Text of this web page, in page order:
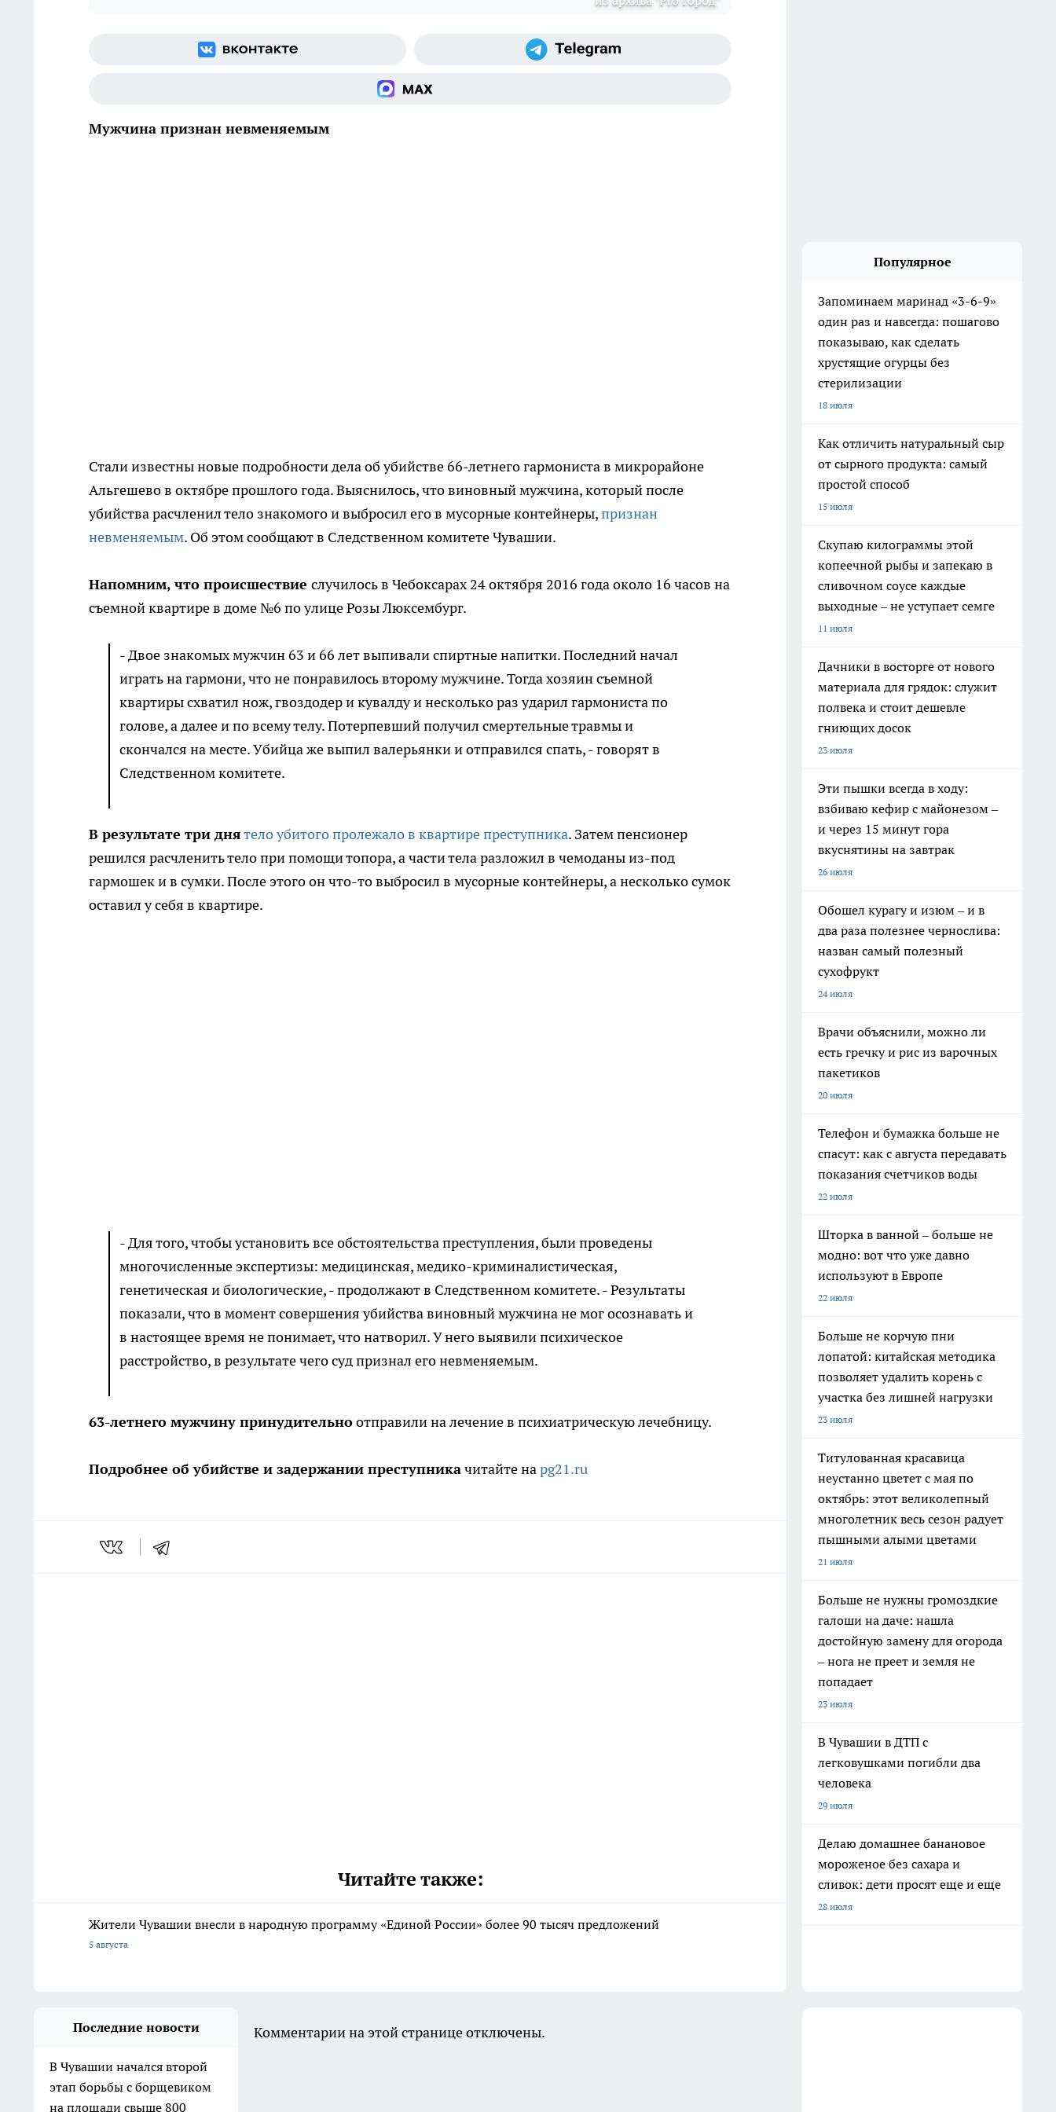
Мужчина признан невменяемым
Стали известны новые подробности дела об убийстве 66-летнего гармониста в микрорайоне
Альгешево в октябре прошлого года. Выяснилось, что виновный мужчина, который после
убийства расчленил тело знакомого и выбросил его в мусорные контейнеры,признан
невменяемым. Об этом сообщают в Следственном комитете Чувашии.
Напомним, что происшествие случилось в Чебоксарах 24 октября 2016 года около 16 часов на
съемной квартире в доме №6 по улице Розы Люксембург.
- Двое знакомых мужчин 63 и 66 лет выпивали спиртные напитки. Последний начал
играть на гармони, что не понравилось второму мужчине. Тогда хозяин съемной
квартиры схватил нож, гвоздодер и кувалду и несколько раз ударил гармониста по
голове, а далее и по всему телу. Потерпевший получил смертельные травмы и
скончался на месте. Убийца же выпил валерьянки и отправился спать, - говорят в
Следственном комитете.
В результате три днятело убитого пролежало в квартире преступника. Затем пенсионер
решился расчленить тело при помощи топора, а части тела разложил в чемоданы из-под
гармошек и в сумки. После этого он что-то выбросил в мусорные контейнеры, а несколько сумок
оставил у себя в квартире.
- Для того, чтобы установить все обстоятельства преступления, были проведены
многочисленные экспертизы: медицинская, медико-криминалистическая,
генетическая и биологические, - продолжают в Следственном комитете. - Результаты
показали, что в момент совершения убийства виновный мужчина не мог осознавать и
в настоящее время не понимает, что натворил. У него выявили психическое
расстройство, в результате чего суд признал его невменяемым.
63-летнего мужчину принудительноотправили на лечение в психиатрическую лечебницу.
Подробнее об убийстве и задержании преступникачитайте наpg21.ru
Читайте также:
Жители Чувашии внесли в народную программу «Единой России» более 90 тысяч предложений
5 августа
Популярное
Запоминаем маринад «3-6-9»
один раз и навсегда: пошагово
показываю, как сделать
хрустящие огурцы без
стерилизации
18 июля
Как отличить натуральный сыр
от сырного продукта: самый
простой способ
15 июля
Скупаю килограммы этой
копеечной рыбы и запекаю в
сливочном соусе каждые
выходные – не уступает семге
11 июля
Дачники в восторге от нового
материала для грядок: служит
полвека и стоит дешевле
гниющих досок
23 июля
Эти пышки всегда в ходу:
взбиваю кефир с майонезом –
и через 15 минут гора
вкуснятины на завтрак
26 июля
Обошел курагу и изюм – и в
два раза полезнее чернослива:
назван самый полезный
сухофрукт
24 июля
Врачи объяснили, можно ли
есть гречку и рис из варочных
пакетиков
20 июля
Телефон и бумажка больше не
спасут: как с августа передавать
показания счетчиков воды
22 июля
Шторка в ванной – больше не
модно: вот что уже давно
используют в Европе
22 июля
Больше не корчую пни
лопатой: китайская методика
позволяет удалить корень с
участка без лишней нагрузки
23 июля
Титулованная красавица
неустанно цветет с мая по
октябрь: этот великолепный
многолетник весь сезон радует
пышными алыми цветами
21 июля
Больше не нужны громоздкие
галоши на даче: нашла
достойную замену для огорода
– нога не преет и земля не
попадает
23 июля
В Чувашии в ДТП с
легковушками погибли два
человека
29 июля
Делаю домашнее банановое
мороженое без сахара и
сливок: дети просят еще и еще
28 июля
Последние новости
В Чувашии начался второй
этап борьбы с борщевиком
на площади свыше 800
Комментарии на этой странице отключены.